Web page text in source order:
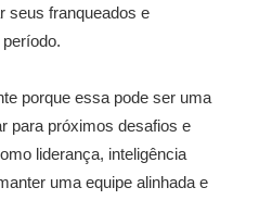
seus franqueados e
porque essa pode ser uma
para próximos desafios e
liderança, inteligência
uma equipe alinhada e